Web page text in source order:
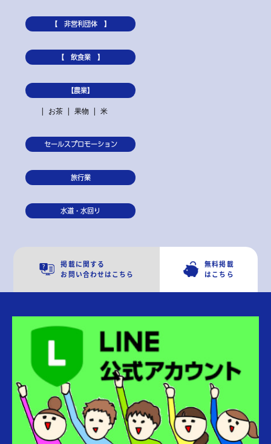
【 非営利団体 】
【 飲食業 】
【農業】
お茶
果物 米
セールスプロモーション
旅行業
水道・水回り
掲載に関する
お問い合わせはこちら
無料掲載
はこちら